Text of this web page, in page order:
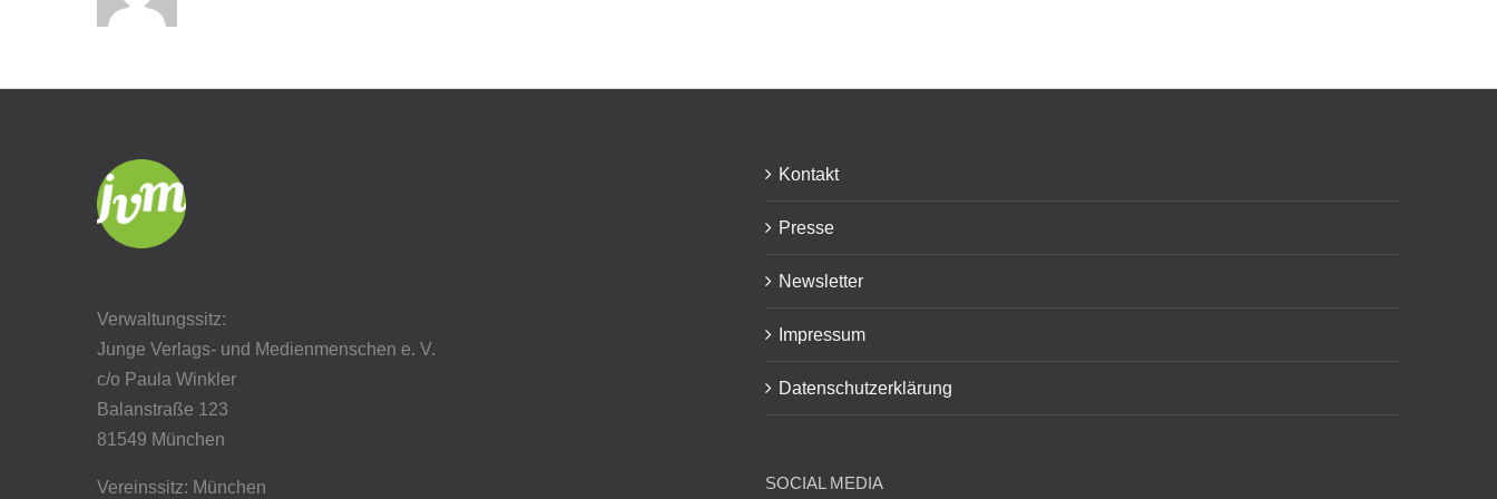
Verwaltungssitz:
Junge Verlags- und Medienmenschen e. V.
c/o Paula Winkler
Balanstraße 123
81549 München
Vereinssitz: München
Kontakt
Presse
Newsletter
Impressum
Datenschutzerklärung
SOCIAL MEDIA